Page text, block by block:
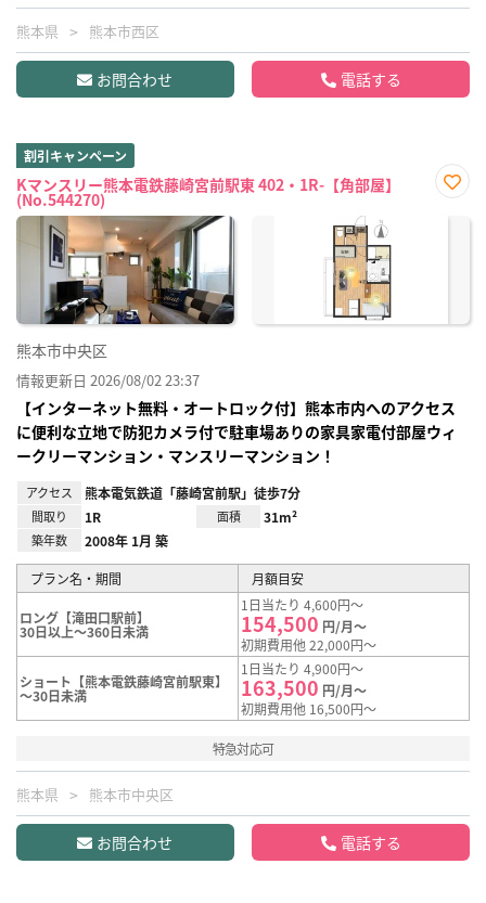
熊本県 熊本市西区
お問合わせ 電話する
割引キャンペーン
Kマンスリー熊本電鉄藤崎宮前駅東 402・1R-【角部屋】
(No.544270)
に入
熊本市中央区
情報更新日 2026/08/02 23:37
【インターネット無料・オートロック付】熊本市内へのアクセス
に便利な立地で防犯カメラ付で駐車場ありの家具家電付部屋ウィ
ークリーマンション・マンスリーマンション！
アクセス 熊本電気鉄道「藤崎宮前駅」徒歩7分
間取り 1R 面積 31m²
築年数 2008年 1月 築
プラン名・期間 月額目安
ロング【滝田口駅前】
30日以上～360日未満
1日当たり 4,600円～
154,500 円/月～
初期費用他 22,000円～
ショート【熊本電鉄藤崎宮前駅東】
～30日未満
1日当たり 4,900円～
163,500 円/月～
初期費用他 16,500円～
特急対応可
熊本県 熊本市中央区
お問合わせ 電話する